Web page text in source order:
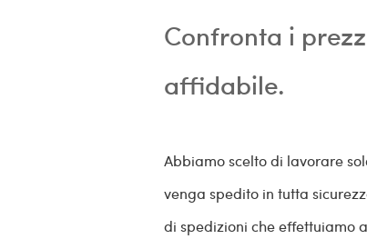
Confronta i
affidabile.
Abbiamo scelto di lavorare
venga spedito in tutta
di spedizioni che effettuiamo